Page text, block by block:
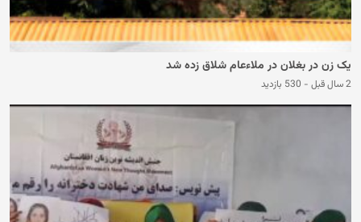
یک زن در بغلان در ملاءعام شلاق زده شد
2 سال قبل - 530 بازدید